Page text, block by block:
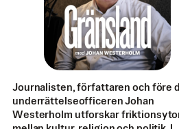
Journalisten, författaren och före
underrättelseofficeren Johan
Westerholm utforskar